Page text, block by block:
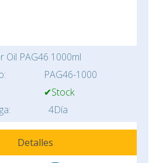
Oil PAG46 1000ml
PAG46-1000
✔Stock
4Día
Detalles